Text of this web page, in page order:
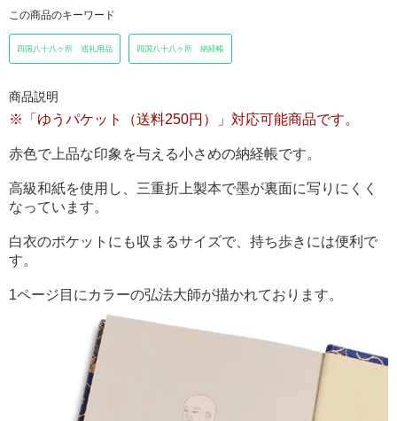
この商品のキーワード
四国八十八ヶ所 巡礼用品 四国八十八ヶ所 納経帳
商品説明
※「ゆうパケット（送料250円）」対応可能商品です。
赤色で上品な印象を与える小さめの納経帳です。
高級和紙を使用し、三重折上製本で墨が裏面に写りにくく
なっています。
白衣のポケットにも収まるサイズで、持ち歩きには便利で
す。
1ページ目にカラーの弘法大師が描かれております。